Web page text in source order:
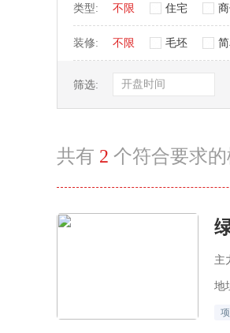
类型: 不限 住宅
装修: 不限 毛坯
筛选: 开盘时间
共有 2 个符合要求的
主
地